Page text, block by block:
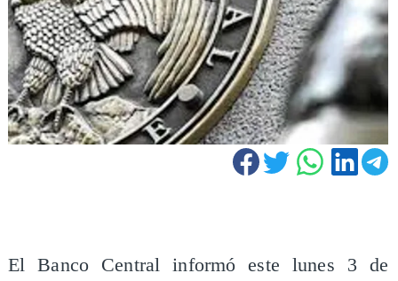
El Banco Central informó este lunes 3 de